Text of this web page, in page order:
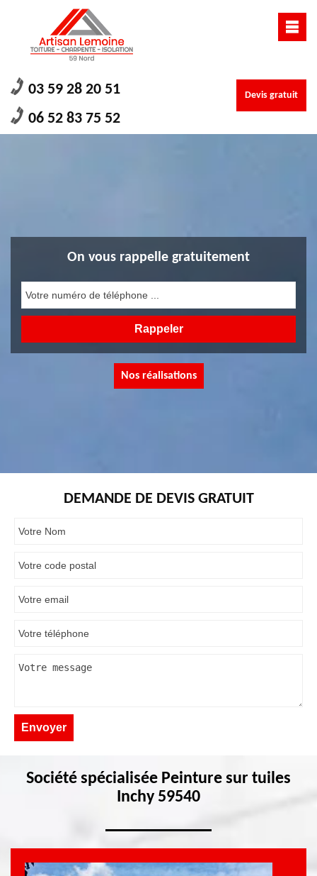
03 59 28 20 51
06 52 83 75 52
Devis gratuit
On vous rappelle gratuitement
Nos réalisations
DEMANDE DE DEVIS GRATUIT
Société spécialisée Peinture sur tuiles
Inchy 59540